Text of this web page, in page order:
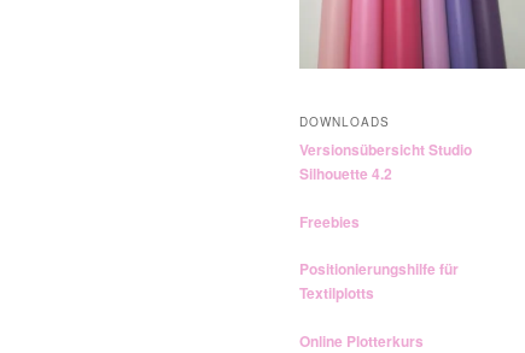
DOWNLOADS
Versionsübersicht Studio
Silhouette 4.2
Freebies
Positionierungshilfe für
Textilplotts
Online Plotterkurs